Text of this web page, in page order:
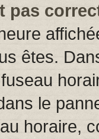
pas
êtes.
le
horaire,